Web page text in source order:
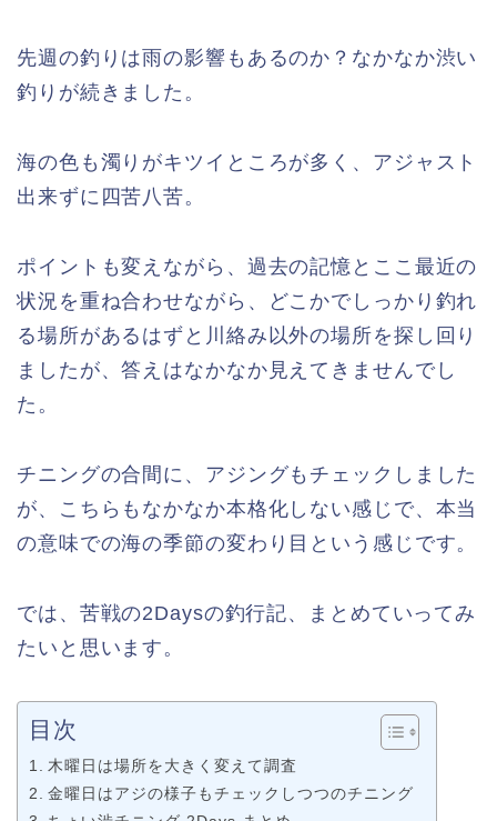
先週の釣りは雨の影響もあるのか？なかなか渋い
釣りが続きました。
海の色も濁りがキツイところが多く、アジャスト
出来ずに四苦八苦。
ポイントも変えながら、過去の記憶とここ最近の
状況を重ね合わせながら、どこかでしっかり釣れ
る場所があるはずと川絡み以外の場所を探し回り
ましたが、答えはなかなか見えてきませんでし
た。
チニングの合間に、アジングもチェックしました
が、こちらもなかなか本格化しない感じで、本当
の意味での海の季節の変わり目という感じです。
では、苦戦の2Daysの釣行記、まとめていってみ
たいと思います。
目次
木曜日は場所を大きく変えて調査
金曜日はアジの様子もチェックしつつのチニング